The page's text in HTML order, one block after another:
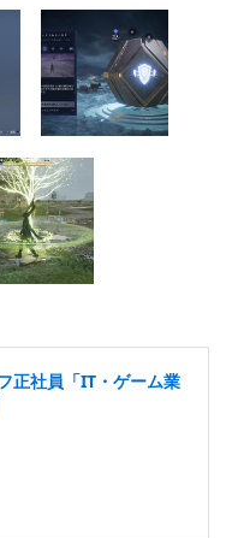
正社員「IT・ゲーム業